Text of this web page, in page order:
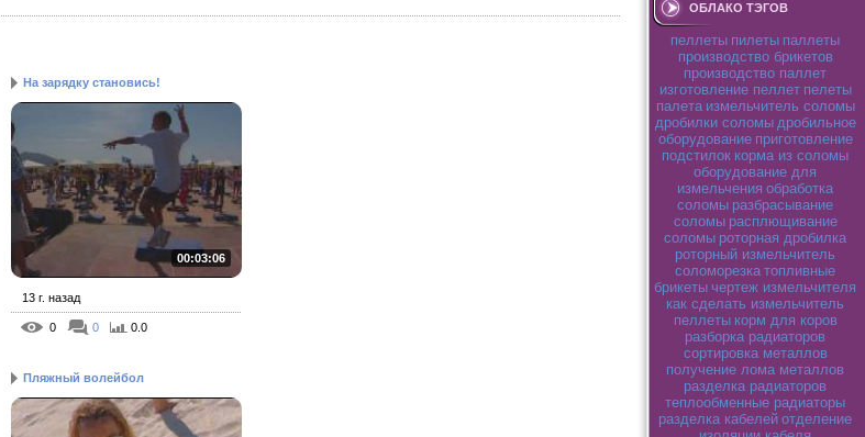
На зарядку становись!
00:03:06
13 г. назад
0 0 0.0
Пляжный волейбол
ОБЛАКО ТЭГОВ
пеллеты пилеты паллеты
производство брикетов
производство паллет
изготовление пеллет пелеты
палета измельчитель соломы
дробилки соломы дробильное
оборудование приготовление
подстилок корма из соломы
оборудование для
измельчения обработка
соломы разбрасывание
соломы расплющивание
соломы роторная дробилка
роторный измельчитель
соломорезка топливные
брикеты чертеж измельчителя
как сделать измельчитель
пеллеты корм для коров
разборка радиаторов
сортировка металлов
получение лома металлов
разделка радиаторов
теплообменные радиаторы
разделка кабелей отделение